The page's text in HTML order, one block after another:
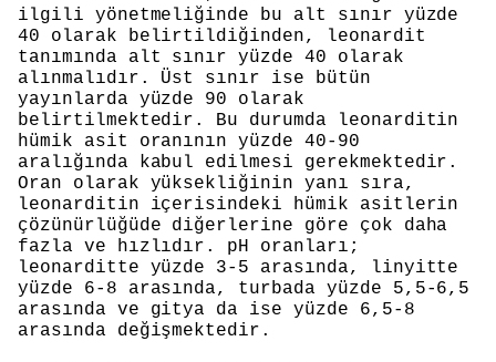
ilgili yönetmeliğinde bu alt sınır yüzde
40 olarak belirtildiğinden, leonardit
tanımında alt sınır yüzde 40 olarak
alınmalıdır. Üst sınır ise bütün
yayınlarda yüzde 90 olarak
belirtilmektedir. Bu durumda leonarditin
hümik asit oranının yüzde 40-90
aralığında kabul edilmesi gerekmektedir.
Oran olarak yüksekliğinin yanı sıra,
leonarditin içerisindeki hümik asitlerin
çözünürlüğüde diğerlerine göre çok daha
fazla ve hızlıdır. pH oranları;
leonarditte yüzde 3-5 arasında, linyitte
yüzde 6-8 arasında, turbada yüzde 5,5-6,5
arasında ve gitya da ise yüzde 6,5-8
arasında değişmektedir.